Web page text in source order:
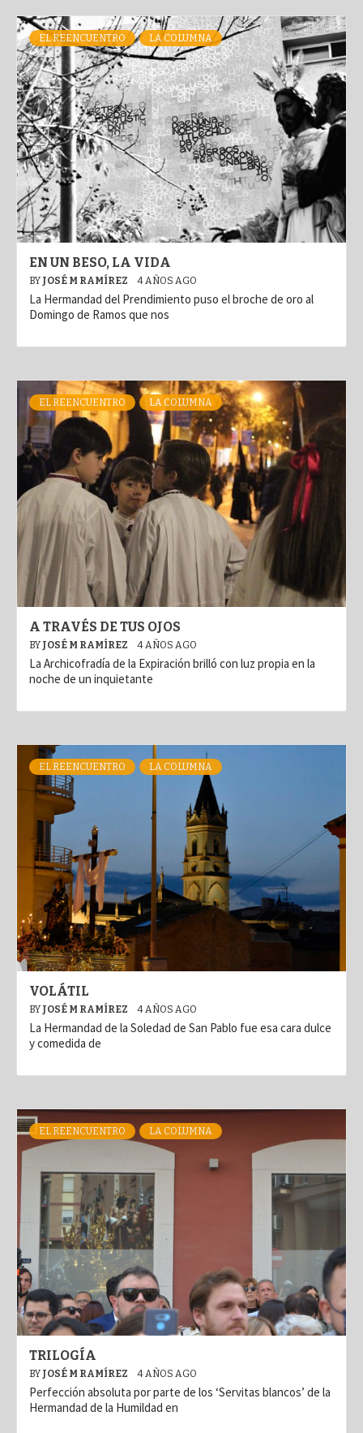
EL REENCUENTRO LA COLUMNA
EN UN BESO, LA VIDA
BY JOSÉ M RAMÍREZ 4 AÑOS AGO
La Hermandad del Prendimiento puso el broche de oro al
Domingo de Ramos que nos
EL REENCUENTRO LA COLUMNA
A TRAVÉS DE TUS OJOS
BY JOSÉ M RAMÍREZ 4 AÑOS AGO
La Archicofradía de la Expiración brilló con luz propia en la
noche de un inquietante
EL REENCUENTRO LA COLUMNA
VOLÁTIL
BY JOSÉ M RAMÍREZ 4 AÑOS AGO
La Hermandad de la Soledad de San Pablo fue esa cara dulce
y comedida de
EL REENCUENTRO LA COLUMNA
TRILOGÍA
BY JOSÉ M RAMÍREZ 4 AÑOS AGO
Perfección absoluta por parte de los ‘Servitas blancos’ de la
Hermandad de la Humildad en